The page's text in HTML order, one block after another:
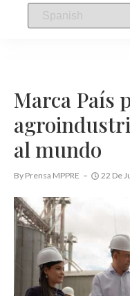
Marca País
al mundo
By Prensa MPPRE 22 De